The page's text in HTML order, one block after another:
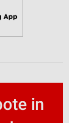
in